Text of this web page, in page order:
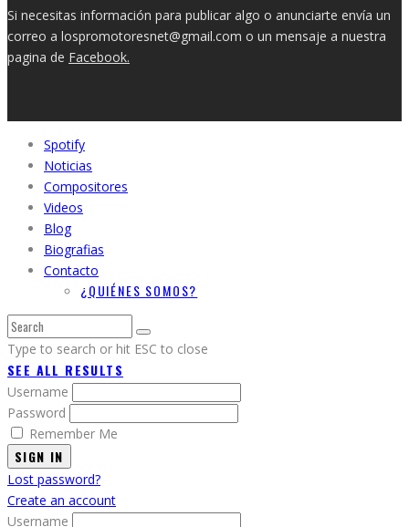
Si necesitas información para publicar algo o anunciarte envía un
correo a lospromotoresnet@gmail.com o un mensaje a nuestra
pagina de Facebook.
Spotify
Noticias
Compositores
Videos
Blog
Biografias
Contacto
¿QUIÉNES SOMOS?
Type to search or hit ESC to close
SEE ALL RESULTS
Username
Password
Remember Me
SIGN IN
Lost password?
Create an account
Username